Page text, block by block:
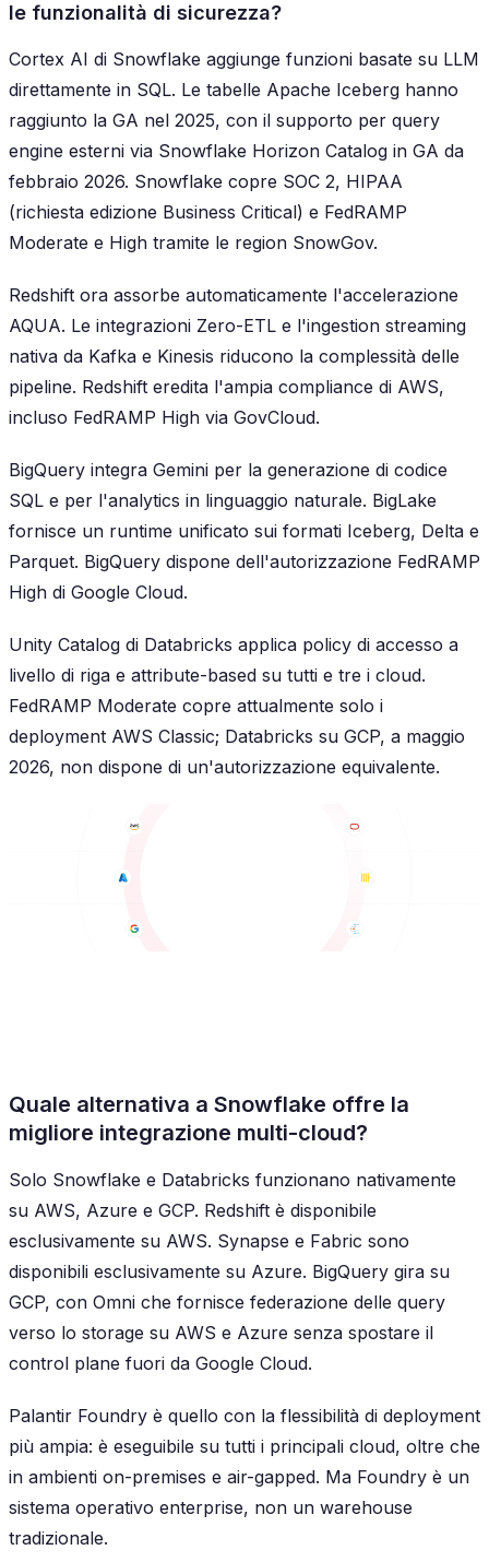
le funzionalità di sicurezza?
Cortex AI di Snowflake aggiunge funzioni basate su LLM
direttamente in SQL. Le tabelle Apache Iceberg hanno
raggiunto la GA nel 2025, con il supporto per query
engine esterni via Snowflake Horizon Catalog in GA da
febbraio 2026. Snowflake copre SOC 2, HIPAA
(richiesta edizione Business Critical) e FedRAMP
Moderate e High tramite le region SnowGov.
Redshift ora assorbe automaticamente l'accelerazione
AQUA. Le integrazioni Zero-ETL e l'ingestion streaming
nativa da Kafka e Kinesis riducono la complessità delle
pipeline. Redshift eredita l'ampia compliance di AWS,
incluso FedRAMP High via GovCloud.
BigQuery integra Gemini per la generazione di codice
SQL e per l'analytics in linguaggio naturale. BigLake
fornisce un runtime unificato sui formati Iceberg, Delta e
Parquet. BigQuery dispone dell'autorizzazione FedRAMP
High di Google Cloud.
Unity Catalog di Databricks applica policy di accesso a
livello di riga e attribute-based su tutti e tre i cloud.
FedRAMP Moderate copre attualmente solo i
deployment AWS Classic; Databricks su GCP, a maggio
2026, non dispone di un'autorizzazione equivalente.
Quale alternativa a Snowflake offre la
migliore integrazione multi-cloud?
Solo Snowflake e Databricks funzionano nativamente
su AWS, Azure e GCP. Redshift è disponibile
esclusivamente su AWS. Synapse e Fabric sono
disponibili esclusivamente su Azure. BigQuery gira su
GCP, con Omni che fornisce federazione delle query
verso lo storage su AWS e Azure senza spostare il
control plane fuori da Google Cloud.
Palantir Foundry è quello con la flessibilità di deployment
più ampia: è eseguibile su tutti i principali cloud, oltre che
in ambienti on-premises e air-gapped. Ma Foundry è un
sistema operativo enterprise, non un warehouse
tradizionale.